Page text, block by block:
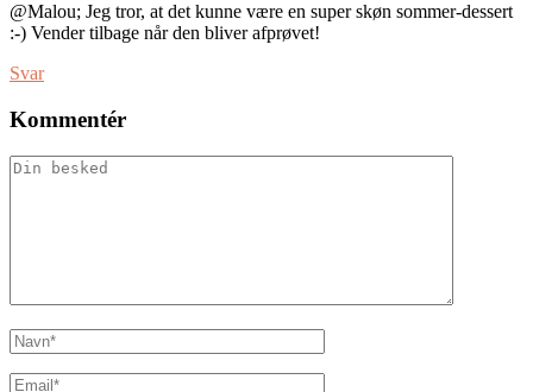
@Malou; Jeg tror, at det kunne være en super skøn sommer-dessert
:-) Vender tilbage når den bliver afprøvet!
Svar
Kommentér